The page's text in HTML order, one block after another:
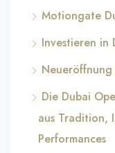
Motiongate
Investieren in
Neueröffnung
Die Dubai
aus Tradition,
Performances